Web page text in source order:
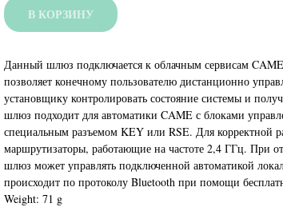
В КОРЗИНУ
Данный шлюз подключается к облачным сервисам CAME
позволяет конечному пользователю дистанционно
установщику контролировать состояние системы и
шлюз подходит для автоматики CAME с блоками
специальным разъемом KEY или RSE. Для корректной
маршрутизаторы, работающие на частоте 2,4 ГГц. При
шлюз может управлять подключенной автоматикой
происходит по протоколу Bluetooth при помощи
Weight: 71 g